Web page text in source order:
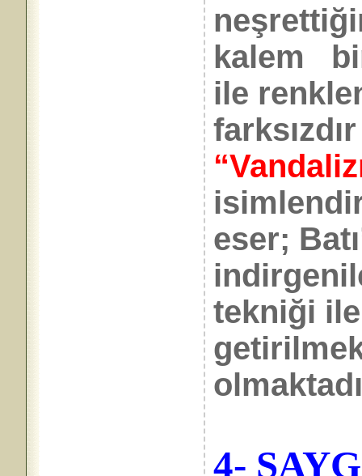
kalem
ile
eser;
tekniği
4-